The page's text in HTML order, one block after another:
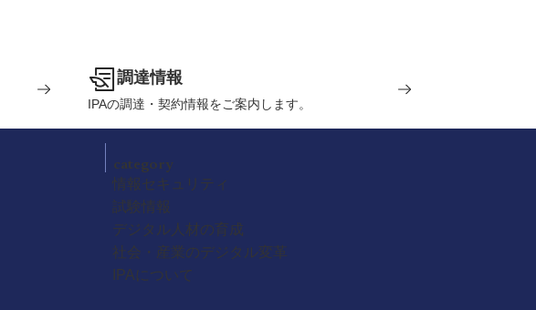
調達情報
IPAの調達・契約情報をご案内します。
category
情報セキュリティ
試験情報
デジタル人材の育成
社会・産業のデジタル変革
IPAについて